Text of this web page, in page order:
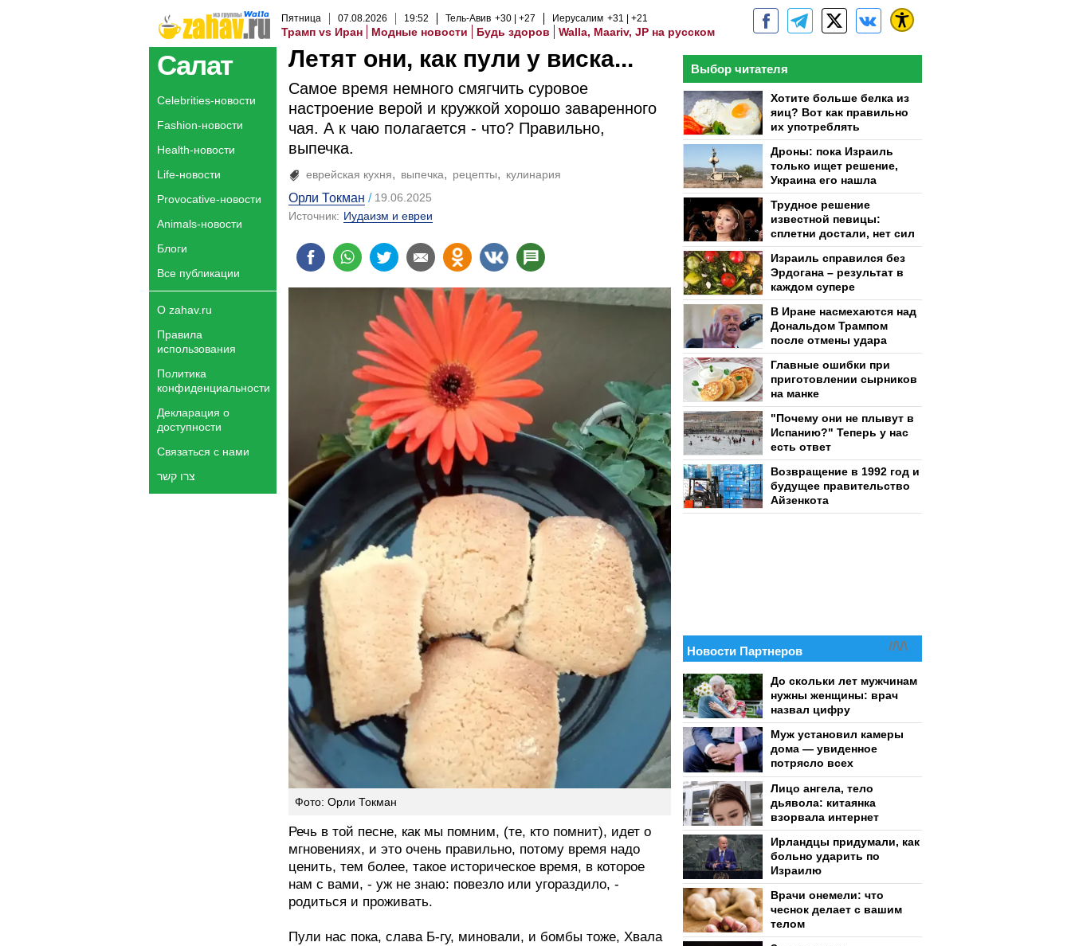
Пятница 07.08.2026 19:52 Тель-Авив +30 +27 Иерусалим +31 +21
Трамп vs Иран Модные новости Будь здоров Walla, Maariv, JP на русском
Салат
Celebrities-новости
Fashion-новости
Health-новости
Life-новости
Provocative-новости
Animals-новости
Блоги
Все публикации
О zahav.ru
Правила
использования
Политика
конфиденциальности
Декларация о
доступности
Связаться с нами
צרו קשר
Летят они, как пули у виска...
Самое время немного смягчить суровое
настроение верой и кружкой хорошо заваренного
чая. А к чаю полагается - что? Правильно,
выпечка.
еврейская кухня выпечка рецепты кулинария
Орли Токман
19.06.2025
Источник: Иудаизм и евреи
Фото: Орли Токман
Речь в той песне, как мы помним, (те, кто помнит), идет о
мгновениях, и это очень правильно, потому время надо
ценить, тем более, такое историческое время, в которое
нам с вами, - уж не знаю: повезло или угораздило, -
родиться и проживать.
Пули нас пока, слава Б-гу, миновали, и бомбы тоже, Хвала
Выбор читателя
Хотите больше белка из
яиц? Вот как правильно
их употреблять
Дроны: пока Израиль
только ищет решение,
Украина его нашла
Трудное решение
известной певицы:
сплетни достали, нет сил
Израиль справился без
Эрдогана – результат в
каждом супере
В Иране насмехаются над
Дональдом Трампом
после отмены удара
Главные ошибки при
приготовлении сырников
на манке
"Почему они не плывут в
Испанию?" Теперь у нас
есть ответ
Возвращение в 1992 год и
будущее правительство
Айзенкота